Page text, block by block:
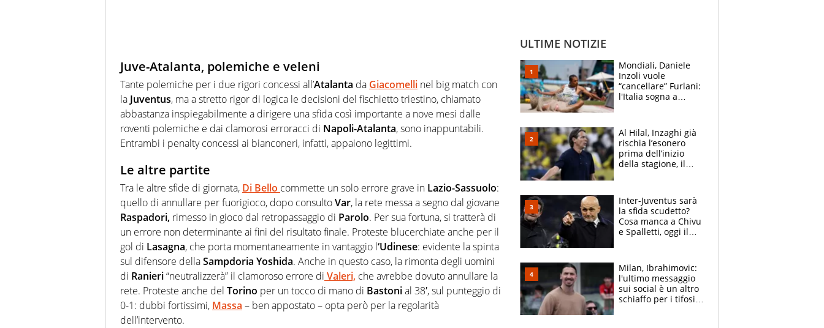
Juve-Atalanta, polemiche e veleni
Tante polemiche per i due rigori concessi all’Atalanta da Giacomelli nel big match con
la Juventus, ma a stretto rigor di logica le decisioni del fischietto triestino, chiamato
abbastanza inspiegabilmente a dirigere una sfida così importante a nove mesi dalle
roventi polemiche e dai clamorosi erroracci di Napoli-Atalanta, sono inappuntabili.
Entrambi i penalty concessi ai bianconeri, infatti, appaiono legittimi.
Le altre partite
Tra le altre sfide di giornata, Di Bello commette un solo errore grave in Lazio-Sassuolo:
quello di annullare per fuorigioco, dopo consultoVar, la rete messa a segno dal giovane
Raspadori, rimesso in gioco dal retropassaggio di Parolo. Per sua fortuna, si tratterà di
un errore non determinante ai fini del risultato finale. Proteste blucerchiate anche per il
gol di Lasagna, che porta momentaneamente in vantaggio l‘Udinese: evidente la spinta
sul difensore dellaSampdoria Yoshida. Anche in questo caso, la rimonta degli uomini
di Ranieri“neutralizzerà” il clamoroso errore di Valeri, che avrebbe dovuto annullare la
rete. Proteste anche del Torino per un tocco di mano di Bastonial 38′, sul punteggio di
0-1: dubbi fortissimi, Massa – ben appostato – opta però per la regolarità
dell’intervento.
ULTIME NOTIZIE
Mondiali, Daniele
Inzoli vuole
“cancellare” Furlani:
l'Italia sogna a
finale
Al Hilal, Inzaghi già
rischia l’esonero
prima dell’inizio
della stagione, il
Inter-Juventus sarà
la sfida scudetto?
Cosa manca a Chivu
e Spalletti, oggi il
Milan, Ibrahimovic:
l'ultimo messaggio
sui social è un altro
schiaffo per i tifosi